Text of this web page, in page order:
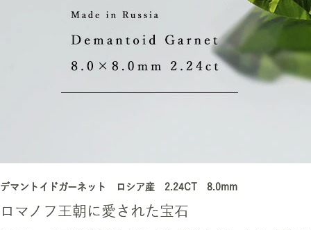
デマントイドガーネット ロシア産 2.24CT 8.0mm
ロマノフ王朝に愛された宝石